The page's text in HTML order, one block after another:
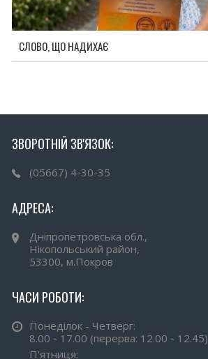
СЛОВО, ЩО НАДИХАЄ
ЗВОРОТНІЙ ЗВ'ЯЗОК:
(05667) 4-30-35
АДРЕСА:
Дніпропетровська обл.,
Нікопольський район,
53300, м.Покров
ЧАСИ РОБОТИ:
Понеділок - Четверг:
8.00 - 17.00 (перерва: 12.00 - 12.45)
П'ятниця: